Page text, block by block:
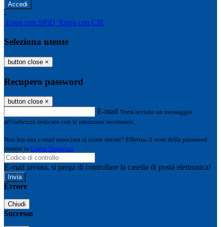
-
Entra con SPID Entra con CIE
Seleziona utente
button close ×
Recupero password
button close ×
E-mail Verrà inviato un messaggio
all'indirizzo indicato con le istruzioni necessarie.
Non hai una e-mail associata al nome utente? Effettua il reset della password
tramite la Login Spaggiari
E-mail inviata, si prega di controllare la casella di posta elettronica!
Errore
Chiudi
Successo